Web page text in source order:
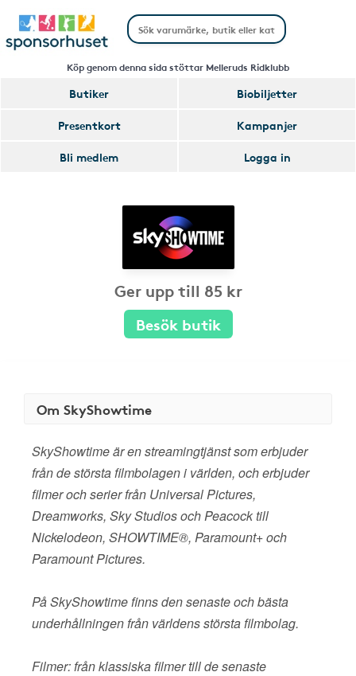
Köp genom denna sida stöttar Melleruds Ridklubb
Butiker
Biobiljetter
Presentkort
Kampanjer
Bli medlem
Logga in
Ger upp till 85 kr
Besök butik
Om SkyShowtime
SkyShowtime är en streamingtjänst som erbjuder
från de största filmbolagen i världen, och erbjuder
filmer och serier från Universal Pictures,
Dreamworks, Sky Studios och Peacock till
Nickelodeon, SHOWTIME®, Paramount+ och
Paramount Pictures.
På SkyShowtime finns den senaste och bästa
underhållningen från världens största filmbolag.
Filmer: från klassiska filmer till de senaste